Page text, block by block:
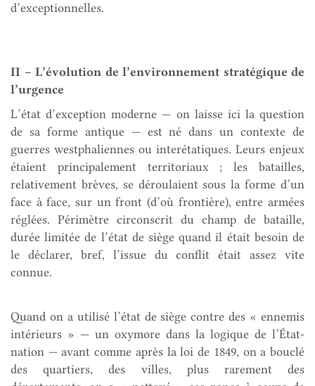
d’exceptionnelles.
II – L’évolution de l’environnement stratégique de
l’urgence
L’état d’exception moderne — on laisse ici la question
de sa forme antique — est né dans un contexte de
guerres westphaliennes ou interétatiques. Leurs enjeux
étaient principalement territoriaux ; les batailles,
relativement brèves, se déroulaient sous la forme d’un
face à face, sur un front (d’où frontière), entre armées
réglées. Périmètre circonscrit du champ de bataille,
durée limitée de l’état de siège quand il était besoin de
le déclarer, bref, l’issue du conflit était assez vite
connue.
Quand on a utilisé l’état de siège contre des « ennemis
intérieurs » — un oxymore dans la logique de l’État-
nation — avant comme après la loi de 1849, on a bouclé
des quartiers, des villes, plus rarement des